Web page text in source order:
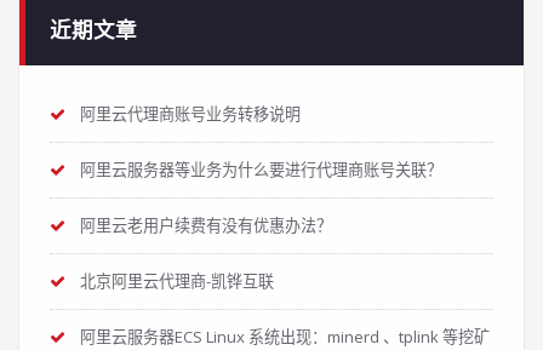
近期文章
阿里云代理商账号业务转移说明
阿里云服务器等业务为什么要进行代理商账号关联？
阿里云老用户续费有没有优惠办法？
北京阿里云代理商-凯铧互联
阿里云服务器ECS Linux 系统出现：minerd 、tplink 等挖矿